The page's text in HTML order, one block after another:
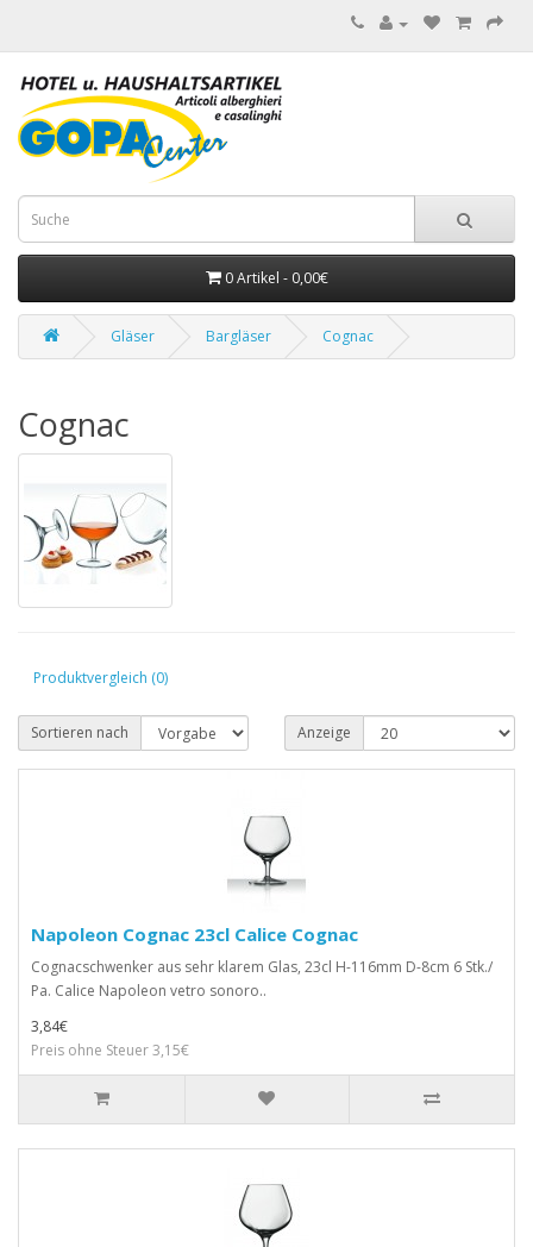
0 Artikel - 0,00€
Gläser Bargläser Cognac
Cognac
Produktvergleich (0)
Sortieren nach Anzeige
Napoleon Cognac 23cl Calice Cognac
Cognacschwenker aus sehr klarem Glas, 23cl H-116mm D-8cm 6 Stk./
Pa. Calice Napoleon vetro sonoro..
3,84€
Preis ohne Steuer 3,15€